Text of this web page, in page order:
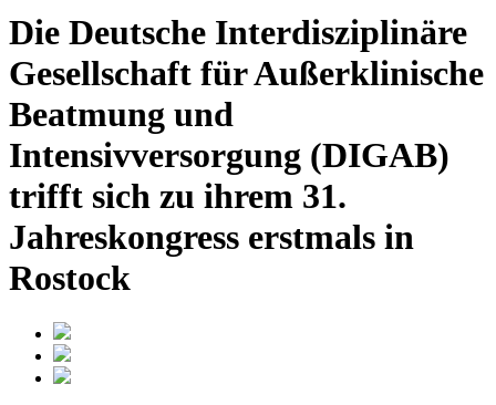
Die Deutsche Interdisziplinäre
Gesellschaft für Außerklinische
Beatmung und
Intensivversorgung (DIGAB)
trifft sich zu ihrem 31.
Jahreskongress erstmals in
Rostock